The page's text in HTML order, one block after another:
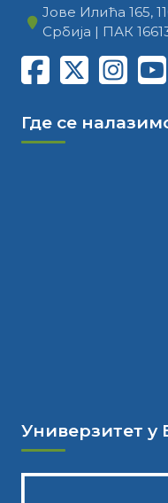
Јове Илића 165,
Србија | ПАК
Где се
Универзитет у